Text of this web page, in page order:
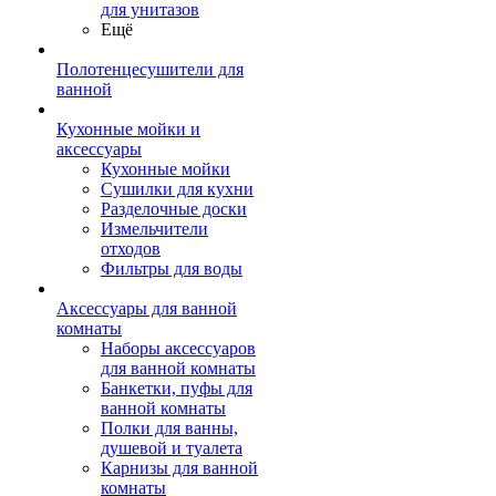
для унитазов
Ещё
Полотенцесушители для
ванной
Кухонные мойки и
аксессуары
Кухонные мойки
Сушилки для кухни
Разделочные доски
Измельчители
отходов
Фильтры для воды
Аксессуары для ванной
комнаты
Наборы аксессуаров
для ванной комнаты
Банкетки, пуфы для
ванной комнаты
Полки для ванны,
душевой и туалета
Карнизы для ванной
комнаты